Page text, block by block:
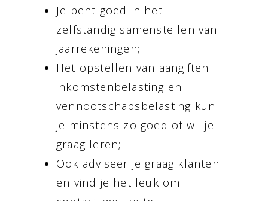
Je bent goed in het
zelfstandig samenstellen van
jaarrekeningen;
Het opstellen van aangiften
inkomstenbelasting en
vennootschapsbelasting kun
je minstens zo goed of wil je
graag leren;
Ook adviseer je graag klanten
en vind je het leuk om